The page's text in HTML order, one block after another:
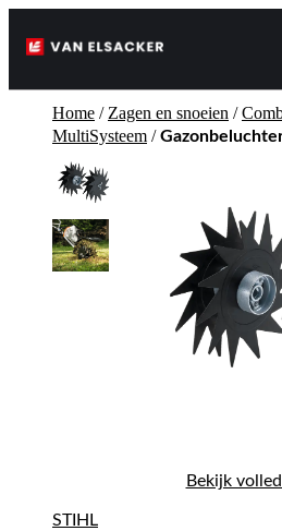
Home / Zagen en snoeien /
MultiSysteem /
Bekijk
STIHL